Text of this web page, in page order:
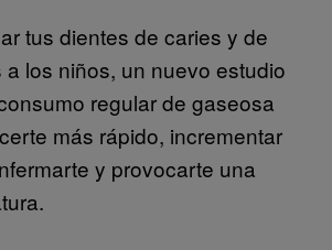
tus dientes de caries y de
los niños, un nuevo estudio
regular de gaseosa
más rápido, incrementar
y provocarte una